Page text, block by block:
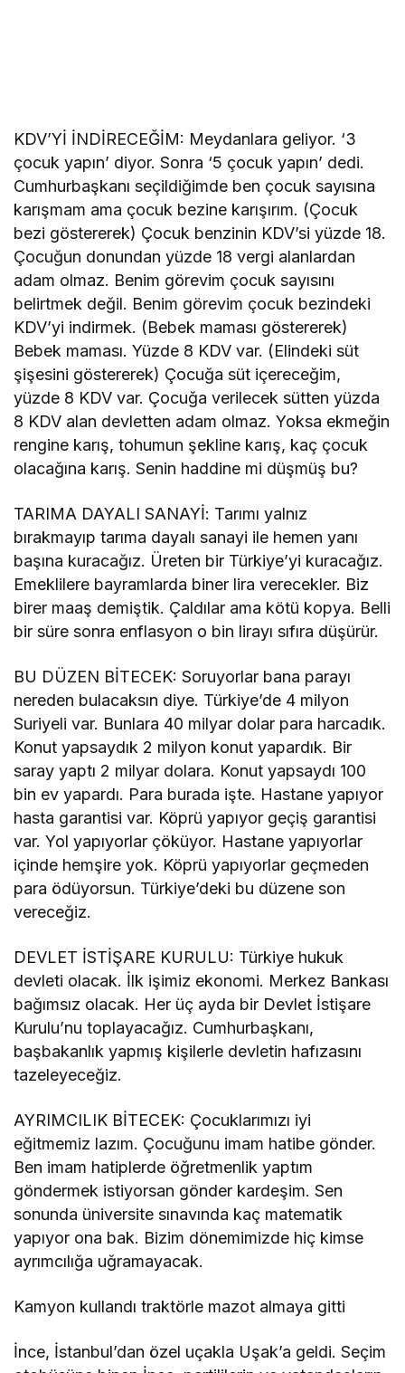
KDV’Yİ İNDİRECEĞİM: Meydanlara geliyor. ‘3
çocuk yapın’ diyor. Sonra ‘5 çocuk yapın’ dedi.
Cumhurbaşkanı seçildiğimde ben çocuk sayısına
karışmam ama çocuk bezine karışırım. (Çocuk
bezi göstererek) Çocuk benzinin KDV’si yüzde 18.
Çocuğun donundan yüzde 18 vergi alanlardan
adam olmaz. Benim görevim çocuk sayısını
belirtmek değil. Benim görevim çocuk bezindeki
KDV’yi indirmek. (Bebek maması göstererek)
Bebek maması. Yüzde 8 KDV var. (Elindeki süt
şişesini göstererek) Çocuğa süt içereceğim,
yüzde 8 KDV var. Çocuğa verilecek sütten yüzda
8 KDV alan devletten adam olmaz. Yoksa ekmeğin
rengine karış, tohumun şekline karış, kaç çocuk
olacağına karış. Senin haddine mi düşmüş bu?
TARIMA DAYALI SANAYİ: Tarımı yalnız
bırakmayıp tarıma dayalı sanayi ile hemen yanı
başına kuracağız. Üreten bir Türkiye’yi kuracağız.
Emeklilere bayramlarda biner lira verecekler. Biz
birer maaş demiştik. Çaldılar ama kötü kopya. Belli
bir süre sonra enflasyon o bin lirayı sıfıra düşürür.
BU DÜZEN BİTECEK: Soruyorlar bana parayı
nereden bulacaksın diye. Türkiye’de 4 milyon
Suriyeli var. Bunlara 40 milyar dolar para harcadık.
Konut yapsaydık 2 milyon konut yapardık. Bir
saray yaptı 2 milyar dolara. Konut yapsaydı 100
bin ev yapardı. Para burada işte. Hastane yapıyor
hasta garantisi var. Köprü yapıyor geçiş garantisi
var. Yol yapıyorlar çöküyor. Hastane yapıyorlar
içinde hemşire yok. Köprü yapıyorlar geçmeden
para ödüyorsun. Türkiye’deki bu düzene son
vereceğiz.
DEVLET İSTİŞARE KURULU: Türkiye hukuk
devleti olacak. İlk işimiz ekonomi. Merkez Bankası
bağımsız olacak. Her üç ayda bir Devlet İstişare
Kurulu’nu toplayacağız. Cumhurbaşkanı,
başbakanlık yapmış kişilerle devletin hafızasını
tazeleyeceğiz.
AYRIMCILIK BİTECEK: Çocuklarımızı iyi
eğitmemiz lazım. Çocuğunu imam hatibe gönder.
Ben imam hatiplerde öğretmenlik yaptım
göndermek istiyorsan gönder kardeşim. Sen
sonunda üniversite sınavında kaç matematik
yapıyor ona bak. Bizim dönemimizde hiç kimse
ayrımcılığa uğramayacak.
Kamyon kullandı traktörle mazot almaya gitti
İnce, İstanbul’dan özel uçakla Uşak’a geldi. Seçim